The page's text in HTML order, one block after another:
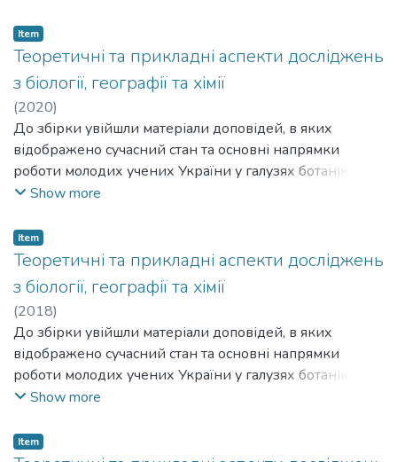
географії, неорганічної хімії та методики навчання.
Item
Теоретичні та прикладні аспекти досліджень
з біології, географії та хімії
(2020)
До збірки увійшли матеріали доповідей, в яких
відображено сучасний стан та основні напрямки
роботи молодих учених України у галузях ботаніки,
зоології, мікології, фізіології рослин, людини та тварин,
географії, неорганічної хімії та методики навчання.
Show more
Item
Теоретичні та прикладні аспекти досліджень
з біології, географії та хімії
(2018)
До збірки увійшли матеріали доповідей, в яких
відображено сучасний стан та основні напрямки
роботи молодих учених України у галузях ботаніки,
зоології, мікології, фізіології рослин, людини та тварин,
географії, неорганічної хімії та методики навчання.
Show more
Item